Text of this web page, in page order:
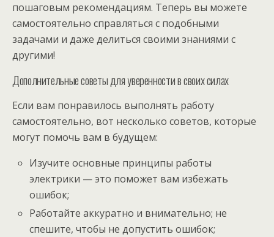
пошаговым рекомендациям. Теперь вы можете
самостоятельно справляться с подобными
задачами и даже делиться своими знаниями с
другими!
Дополнительные советы для уверенности в своих силах
Если вам понравилось выполнять работу
самостоятельно, вот несколько советов, которые
могут помочь вам в будущем:
Изучите основные принципы работы
электрики — это поможет вам избежать
ошибок;
Работайте аккуратно и внимательно; не
спешите, чтобы не допустить ошибок;